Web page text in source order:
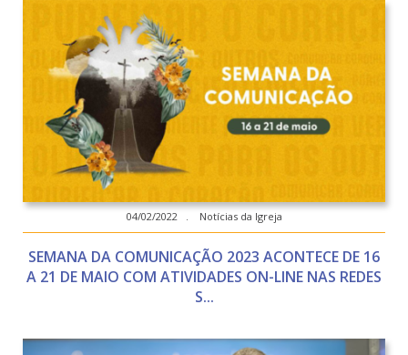
04/02/2022 . Notícias da Igreja
SEMANA DA COMUNICAÇÃO 2023 ACONTECE DE 16
A 21 DE MAIO COM ATIVIDADES ON-LINE NAS REDES
S...